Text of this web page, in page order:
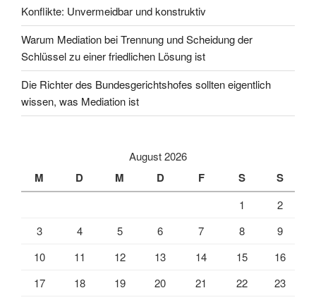
Konflikte: Unvermeidbar und konstruktiv
Warum Mediation bei Trennung und Scheidung der
Schlüssel zu einer friedlichen Lösung ist
Die Richter des Bundesgerichtshofes sollten eigentlich
wissen, was Mediation ist
August 2026
M D M D F S S
1
2
3
4 5 6 7 8
9
10
11 12 13 14 15
16
17
18 19 20 21 22
23